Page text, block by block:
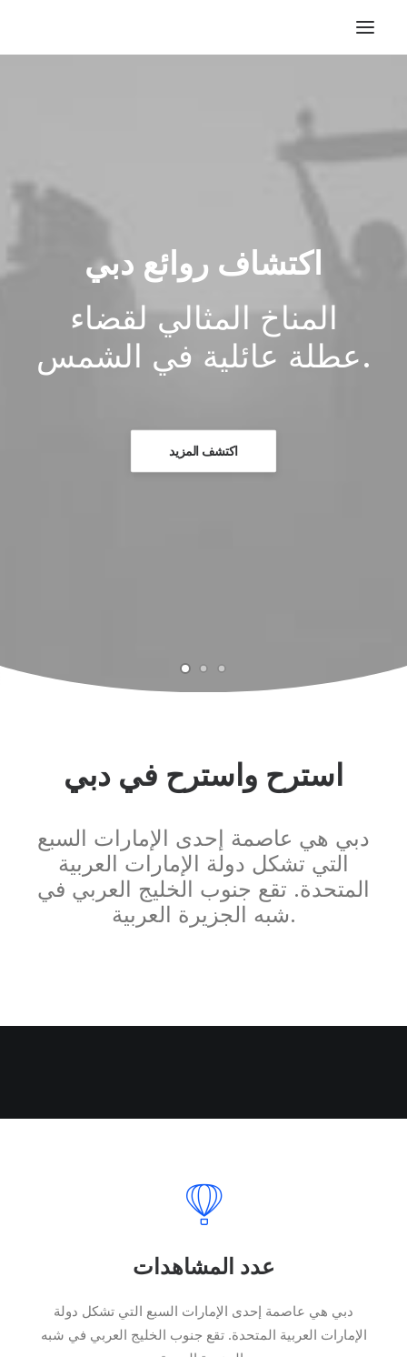
اكتشاف روائع دبي
المناخ المثالي لقضاء
عطلة عائلية في الشمس.
اكتشف المزيد
استرح واسترح في دبي
دبي هي عاصمة إحدى الإمارات السبع
التي تشكل دولة الإمارات العربية
المتحدة. تقع جنوب الخليج العربي في
شبه الجزيرة العربية.
عدد المشاهدات
دبي هي عاصمة إحدى الإمارات السبع التي تشكل دولة
الإمارات العربية المتحدة. تقع جنوب الخليج العربي في شبه